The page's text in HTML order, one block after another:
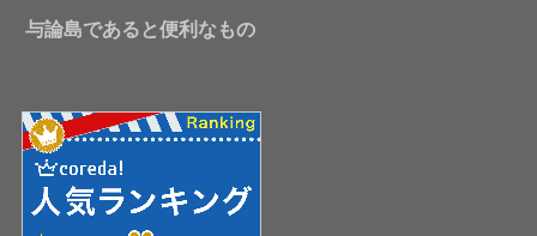
与論島であると便利なもの